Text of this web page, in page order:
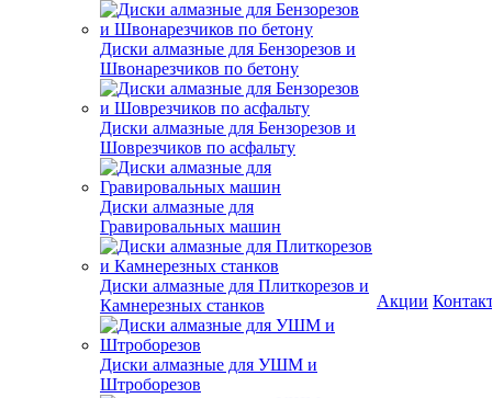
Диски алмазные для Бензорезов и
Швонарезчиков по бетону
Диски алмазные для Бензорезов и
Шоврезчиков по асфальту
Диски алмазные для
Гравировальных машин
Диски алмазные для Плиткорезов и
Камнерезных станков
Диски алмазные для УШМ и
Штроборезов
Акции